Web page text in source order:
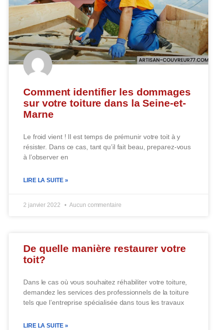
Comment identifier les dommages
sur votre toiture dans la Seine-et-
Marne
Le froid vient ! Il est temps de prémunir votre toit à y
résister. Dans ce cas, tant qu’il fait beau, preparez-vous
à l’observer en
LIRE LA SUITE »
2 janvier 2022 Aucun commentaire
De quelle manière restaurer votre
toit?
Dans le cas où vous souhaitez réhabiliter votre toiture,
demandez les services des professionnels de la toiture
tels que l’entreprise spécialisée dans tous les travaux
LIRE LA SUITE »